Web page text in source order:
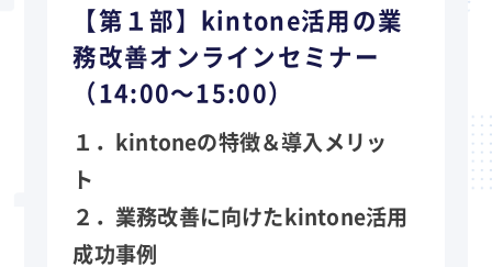
【第１部】kintone活用の業
務改善オンラインセミナー
（14:00～15:00）
１．kintoneの特徴＆導入メリッ
ト
２．業務改善に向けたkintone活用
成功事例